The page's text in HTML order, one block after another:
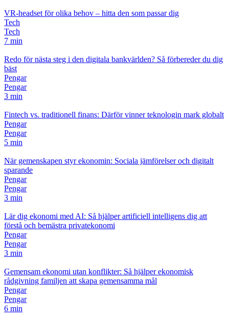
VR-headset för olika behov – hitta den som passar dig
Tech
Tech
7 min
Redo för nästa steg i den digitala bankvärlden? Så förbereder du dig
bäst
Pengar
Pengar
3 min
Fintech vs. traditionell finans: Därför vinner teknologin mark globalt
Pengar
Pengar
5 min
När gemenskapen styr ekonomin: Sociala jämförelser och digitalt
sparande
Pengar
Pengar
3 min
Lär dig ekonomi med AI: Så hjälper artificiell intelligens dig att
förstå och bemästra privatekonomi
Pengar
Pengar
3 min
Gemensam ekonomi utan konflikter: Så hjälper ekonomisk
rådgivning familjen att skapa gemensamma mål
Pengar
Pengar
6 min